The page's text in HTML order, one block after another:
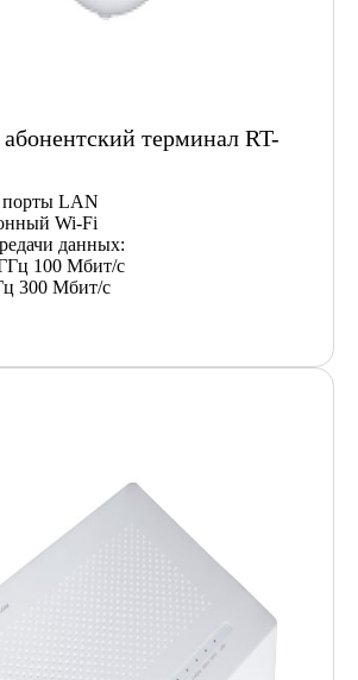
терминал RT-
порты LAN
Wi-Fi
данных:
100 Мбит/с
300 Мбит/с